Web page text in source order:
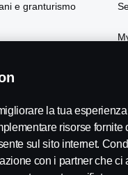
e granturismo
Italia
la tua
risorse fornite
sul sito internet.
con i partner che ci